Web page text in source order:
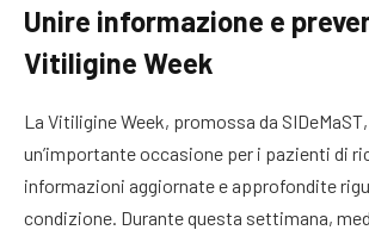
Unire informazione e
Vitiligine Week
La Vitiligine Week, promossa da
un’importante occasione per i pazienti di
informazioni aggiornate e approfondite
condizione. Durante questa settimana,